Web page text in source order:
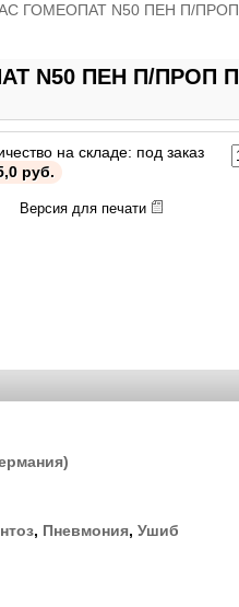
ГОМЕОПАТ N50 ПЕН П/
N50 ПЕН П/ПРОП
на складе: под заказ
руб.
Версия для печати
, Пневмония, Ушиб